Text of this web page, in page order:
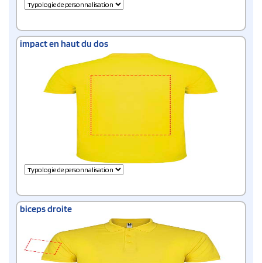
impact en haut du dos
biceps droite